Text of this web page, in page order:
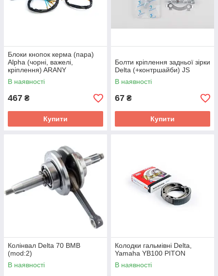
Блоки кнопок керма (пара)
Alpha (чорні, важелі,
кріплення) ARANY
В наявності
467 ₴
Купити
Болти кріплення задньої зірки
Delta (+контршайби) JS
В наявності
67 ₴
Купити
Колінвал Delta 70 BMB
(mod:2)
В наявності
Колодки гальмівні Delta,
Yamaha YB100 PITON
В наявності